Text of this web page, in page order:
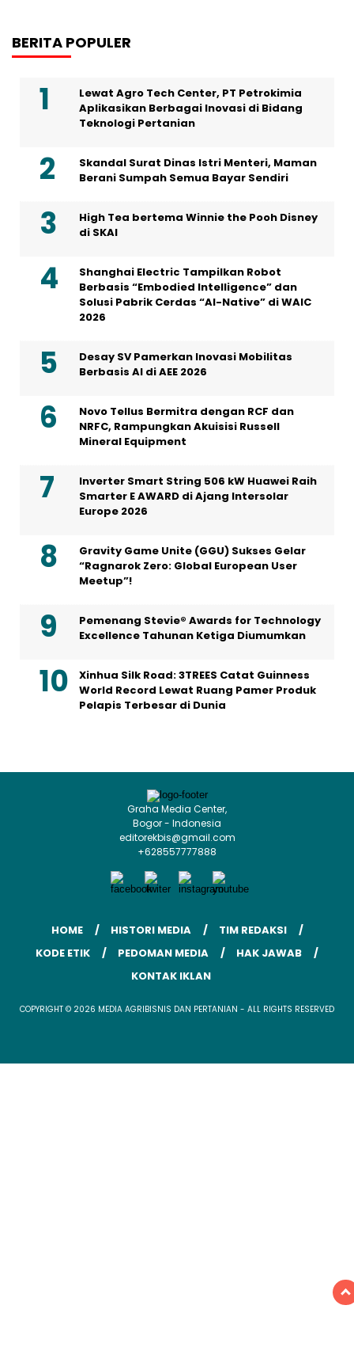
BERITA POPULER
Lewat Agro Tech Center, PT Petrokimia
Aplikasikan Berbagai Inovasi di Bidang
Teknologi Pertanian
Skandal Surat Dinas Istri Menteri, Maman
Berani Sumpah Semua Bayar Sendiri
High Tea bertema Winnie the Pooh Disney
di SKAI
Shanghai Electric Tampilkan Robot
Berbasis “Embodied Intelligence” dan
Solusi Pabrik Cerdas “AI-Native” di WAIC
2026
Desay SV Pamerkan Inovasi Mobilitas
Berbasis AI di AEE 2026
Novo Tellus Bermitra dengan RCF dan
NRFC, Rampungkan Akuisisi Russell
Mineral Equipment
Inverter Smart String 506 kW Huawei Raih
Smarter E AWARD di Ajang Intersolar
Europe 2026
Gravity Game Unite (GGU) Sukses Gelar
“Ragnarok Zero: Global European User
Meetup”!
Pemenang Stevie® Awards for Technology
Excellence Tahunan Ketiga Diumumkan
Xinhua Silk Road: 3TREES Catat Guinness
World Record Lewat Ruang Pamer Produk
Pelapis Terbesar di Dunia
Graha Media Center,
Bogor - Indonesia
editorekbis@gmail.com
+628557777888
HOME HISTORI MEDIA
TIM REDAKSI
KODE ETIK
PEDOMAN MEDIA
HAK JAWAB
KONTAK IKLAN
COPYRIGHT © 2026 MEDIA AGRIBISNIS DAN PERTANIAN - ALL RIGHTS RESERVED